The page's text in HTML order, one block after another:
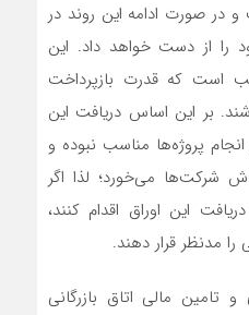
در صورت ادامه این روند در
را از دست خواهد داد. این
است که قدرت بازپرداخت
بر این اساس دریافت این
پروژه‌ها مناسب نبوده و
شرکت‌ها می‌خورد؛ لذا اگر
این اوراق اقدام کنند،
مدنظر قرار دهند.
تامین مالی اتاق بازرگانی